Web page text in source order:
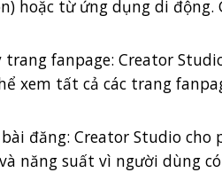
hoặc từ ứng dụng di
trang fanpage: Creator
xem tất cả các trang
bài đăng: Creator Studio
năng suất vì người dùng